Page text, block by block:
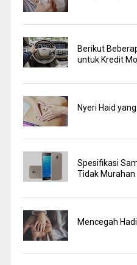
Berikut
untuk Kredit
Nyeri Haid
Spesifikasi
Tidak Murahan
Mencegah